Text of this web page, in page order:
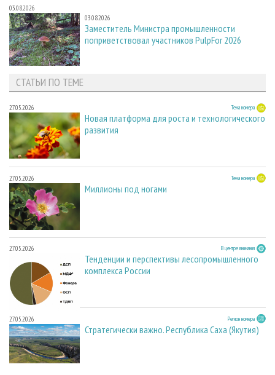
03.08.2026
03.08.2026
Заместитель Министра промышленности
поприветствовал участников PulpFor 2026
СТАТЬИ ПО ТЕМЕ
27.05.2026 Тема номера
Новая платформа для роста и технологического
развития
27.05.2026 Тема номера
Миллионы под ногами
27.05.2026 В центре внимания
Тенденции и перспективы лесопромышленного
комплекса России
27.05.2026 Регион номера
Стратегически важно. Республика Саха (Якутия)